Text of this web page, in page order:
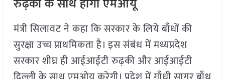
रुढ़की के साथ होगा एमओयू
मंत्री सिलावट ने कहा कि सरकार के लिये बाँधों की
सुरक्षा उच्च प्राथमिकता है। इस संबंध में मध्यप्रदेश
सरकार शीघ्र ही आईआईटी रुढ़की और आईआईटी